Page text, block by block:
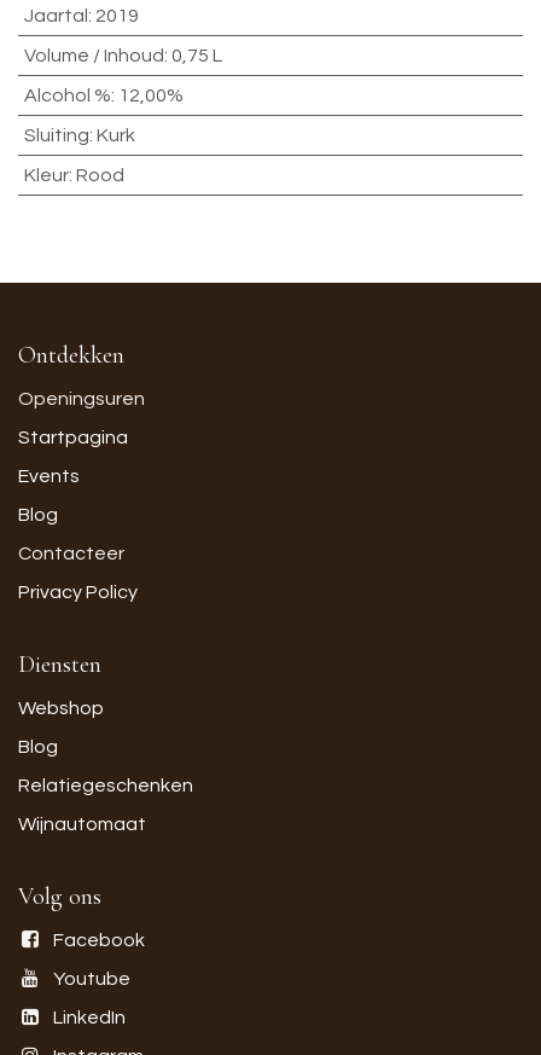
Jaartal : 2019
Volume / Inhoud: 0,75 L
Alcohol %: 12,00%
Sluiting: Kurk
Kleur: Rood
Ontdekken
Openingsuren
Startpagina
Events
Blog
Contacteer
Privacy Policy
Diensten
Webshop
Blog
Relatiegeschenken
Wijnautomaat
Volg ons
Facebook
Youtube
LinkedIn